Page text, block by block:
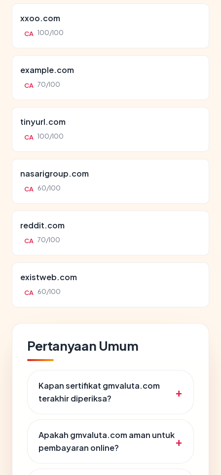
xxoo.com
CA 100/100
example.com
CA 70/100
tinyurl.com
CA 100/100
nasarigroup.com
CA 60/100
reddit.com
CA 70/100
existweb.com
CA 60/100
Pertanyaan Umum
Kapan sertifikat gmvaluta.com
terakhir diperiksa?
Apakah gmvaluta.com aman untuk
pembayaran online?